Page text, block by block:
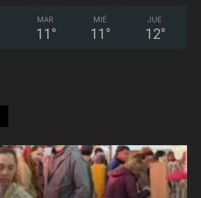
MAR
11 °
MIÉ
11 °
JUE
12°